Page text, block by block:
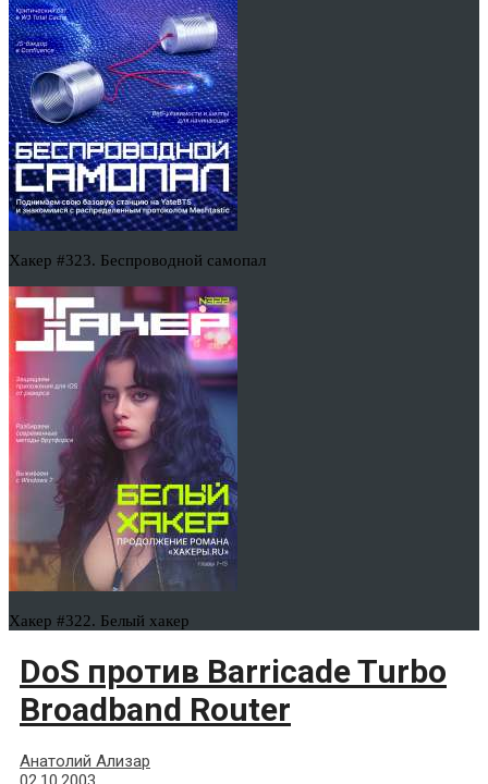
Хакер #323. Беспроводной самопал
Хакер #322. Белый хакер
DoS против Barricade Turbo
Broadband Router
Анатолий Ализар